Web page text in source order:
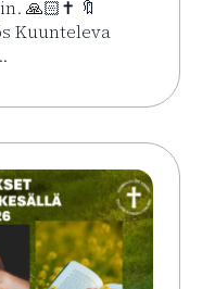
🙏🏻✝️ 🔖
Kuunteleva
rukoushetket